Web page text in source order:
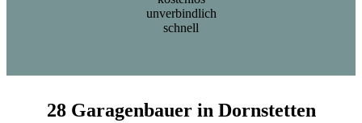
unverbindlich
schnell
28 Garagenbauer in Dornstetten